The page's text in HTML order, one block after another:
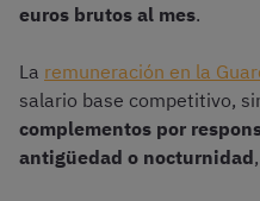
euros brutos al mes.
La remuneración en la
salario base competitivo,
complementos por
antigüedad o nocturnidad